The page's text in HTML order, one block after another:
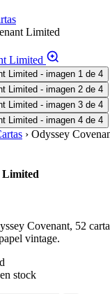
Limited
› Odyssey
Limited
Covenant, 52
vintage.
stock